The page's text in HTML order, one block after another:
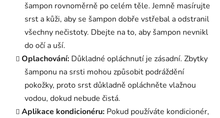
šampon rovnoměrně po celém těle. Jemně masírujte
srst a kůži, aby se šampon dobře vstřebal a odstranil
všechny nečistoty. Dbejte na to, aby šampon nevnikl
do očí a uší.
Oplachování: Důkladné opláchnutí je zásadní. Zbytky
šamponu na srsti mohou způsobit podráždění
pokožky, proto srst důkladně opláchněte vlažnou
vodou, dokud nebude čistá.
Aplikace kondicionéru: Pokud používáte kondicionér,